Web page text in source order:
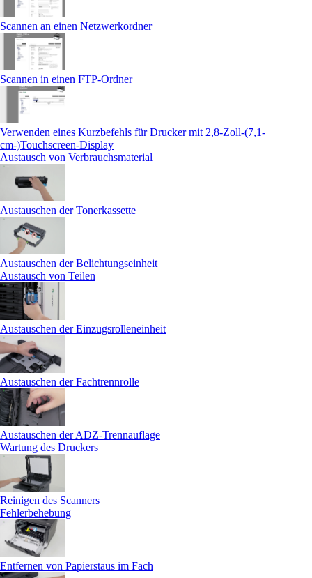
Scannen an einen Netzwerkordner
Scannen in einen FTP-Ordner
Verwenden eines Kurzbefehls für Drucker mit 2,8-Zoll-(7,1-
cm-)Touchscreen‑Display
Austausch von Verbrauchsmaterial
Austauschen der Tonerkassette
Austauschen der Belichtungseinheit
Austausch von Teilen
Austauschen der Einzugsrolleneinheit
Austauschen der Fachtrennrolle
Austauschen der ADZ-Trennauflage
Wartung des Druckers
Reinigen des Scanners
Fehlerbehebung
Entfernen von Papierstaus im Fach